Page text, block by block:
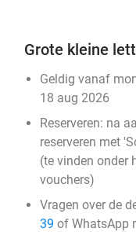
Grote kleine
Geldig vanaf
18 aug 2026
Reserveren: na
reserveren met
(te vinden onder
vouchers)
Vragen over de
39 of WhatsApp